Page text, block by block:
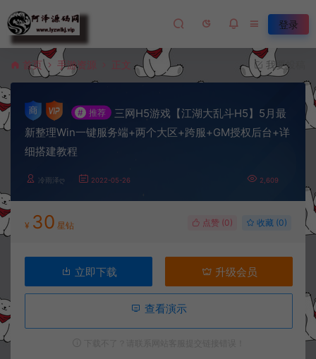
登录
首页 手游资源 正文 我要投稿
# 推荐
三网H5游戏【江湖大乱斗H5】5月最
新整理Win一键服务端+两个大区+跨服+GM授权后台+详
细搭建教程
冷雨泽ღ 2022-05-26 2,609
¥ 30 星钻 点赞 (0) 收藏 (0)
立即下载 升级会员
查看演示